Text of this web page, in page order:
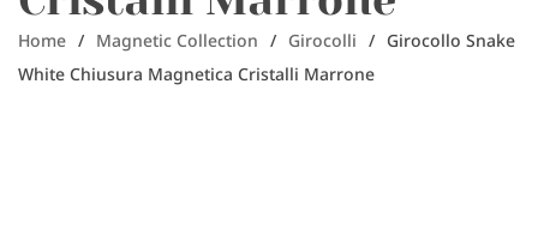
Home / Magnetic Collection / Girocolli / Girocollo Snake
White Chiusura Magnetica Cristalli Marrone